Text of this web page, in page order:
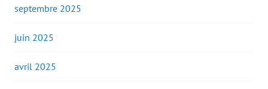
septembre 2025
juin 2025
avril 2025